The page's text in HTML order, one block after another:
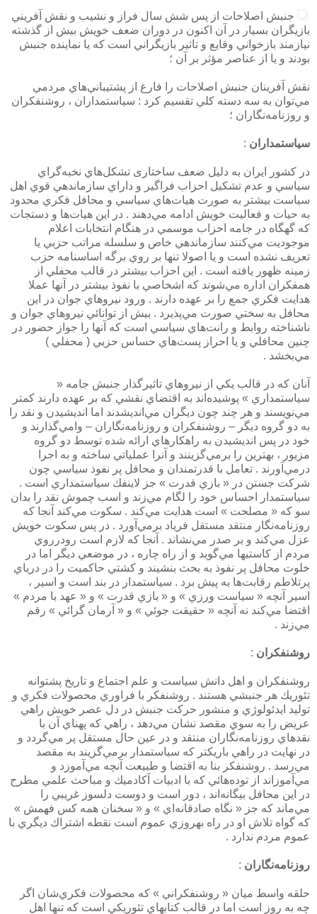
جنبش اصلاحات از پس شش سال فراز و نشيب و نقش آفريني
بازيگران بسيار در آن اكنون در دوران ضعف خويش بيش از گذشته
نيازمند بازخواني وقايع و تاثير بازيگراني است كه يا نماينده جنبش
بودند و يا از عناصر مؤثر بر آن ؛
نقش آفرينان جنبش اصلاحات را فارغ از پشتيباني‌هاي مردمي
مي‌توان به سه دسته كلي تقسيم كرد : سياستمداران ، روشنفكران
و روزنامه‌نگاران ؛
سياستمداران :
در كشور ايران به دليل ضعف ساختاری تشكل‌هاي نخبه‌گراي
سياسي و عدم تشكيل احزاب فراگير و داراي سازماندهي قوي اهل
سياست بيشتر به صورت هيات‌هاي سياسي و محافل فكري محدود
به حيات و فعاليت خويش ادامه مي‌دهند . در اين هيات‌ها و دستجات
كه گهگاه در جامه احزاب موسمي در هنگام انتخابات اعلام
موجوديت مي‌كنند سازماندهي خاص و سلسله مراتب حزبي يا
تعريف نشده است و يا اصولا تنها بر روي برگه اساسنامه حزب
زمينه ظهور يافته است . اين احزاب بيشتر در قالب محفلي از
همفكران اداره مي‌شوند كه اشخاصي با نفوذ بيشتر در آنها عملا
هدايت فكري جمع را بر عهده دارند . ورود نيروهاي جوان در اين
محافل به سختي صورت مي‌پذيرد . بيش از توانائي نيروهاي جوان و
ناشناخته روابط و رانت‌هاي سياسي است كه آنها را جواز حضور در
چنين محافلي و يا احراز پست‌هاي حساس حزبي ( محفلي )
مي‌بخشد .
آنان كه در قالب يكي از نيروهاي تاثيرگذار جنبش جامه «
سياستمداري » پوشيده‌اند به اقتضاي نقشي كه بر عهده دارند كمتر
مي‌نويسند و هر چند چون ديگران مي‌انديشدند اما انديشيدن و نقد را
به دو گروه ديگر – روشنفكران و روزنامه‌نگاران – وامي‌گذارند و
خود در پس انديشيدن به راهكارهاي ارائه شده توسط دو گروه
مزبور ، بهترين را برمي‌گزينند و آنرا عملياتي ساخته و به اجرا
درمي‌آورند . تعامل با قدرتمندان و محافل پر نفوذ سياسي چون
شركت جستن در « بازي قدرت » جز لاينفك سياستمداري است .
سياستمدار احساس خود را لگام مي‌زند و اسب چموش نقد را بدان
سو كه « مصلحت » است هدايت مي‌كند . سكوت مي‌كند آنجا كه
روزنامه‌نگار منتقد مستقل فرياد برمي‌آورد . در پس سكوت خويش
عزل مي‌كند و بر صدر مي‌نشاند . آنجا كه لازم است رودرروي
مردم از كاستيها مي‌گويد و از راه چاره ، در موضعي ديگر اما در
خلوت محافل پر نفوذ به بحث بنشيند و كشتي حاكميت را در درياي
پرتلاطم رقابت‌‌ها به پيش برد . سياستمدار در بند است و اسير ،
اسير آنچه « سياست ورزي » و « بازي قدرت » و « عهد با مردم »
اقتضا مي‌كند نه آنچه « حقيقت جوئي » و « آرمان گرائي » رقم
مي‌زند .
روشنفكران :
روشنفكران و اهل دانش سياست و علم اجتماع و تاريخ پشتوانه
تئوريك هر جنبشي هستند . روشنفكر با فراوري محصولات فكري و
توليد ايدئولوژي و منشور حركت جنبش در دل عصر خويش راهي
عريض را به سوي مقصد نشان مي‌دهد ، راهي كه پهناي آن با
نقدهاي روزنامه‌نگاران منتقد و در عين حال مستقل پر مي‌گردد و
در نهايت در راهي باريكتر كه سياستمدار برمي‌گزيند به مقصد
مي‌رسد . روشنفكر بنا به اقتضا و طبيعت آنچه مي‌آموزد و
مي‌آموزاند از توده‌هائي كه با ادبيات آكادميك و مباحث علمي مطرح
در اين محافل بيگانه‌اند ، دور است و دوست دلسوز غريبي را
مي‌ماند كه جز « نگاه صادقانه‌اي » و « سخنان همه كس فهمش »
كه گواه تلاش او در راه بهروزي عموم است نقطه اشتراك ديگري با
عموم مردم ندارد .
روزنامه‌نگاران :
حلقه واسط ميان « روشنفكراني » كه محصولات فكري‌شان اگر
چه به روز است اما در قالب كتابهاي تئوريكي است كه تنها اهل